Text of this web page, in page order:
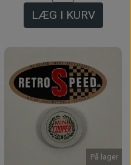
LÆG I KURV
På lager